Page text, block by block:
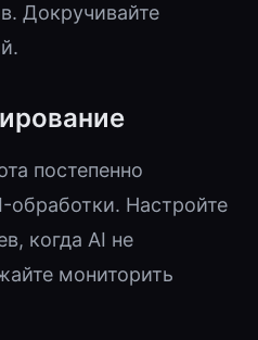
Докручивайте
постепенно
обработки. Настройте
когда AI не
мониторить